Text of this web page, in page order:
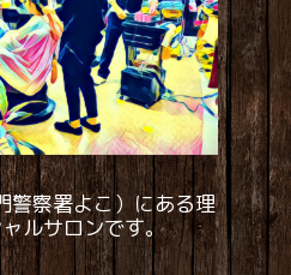
警察署よこ）にある理
ルサロンです。